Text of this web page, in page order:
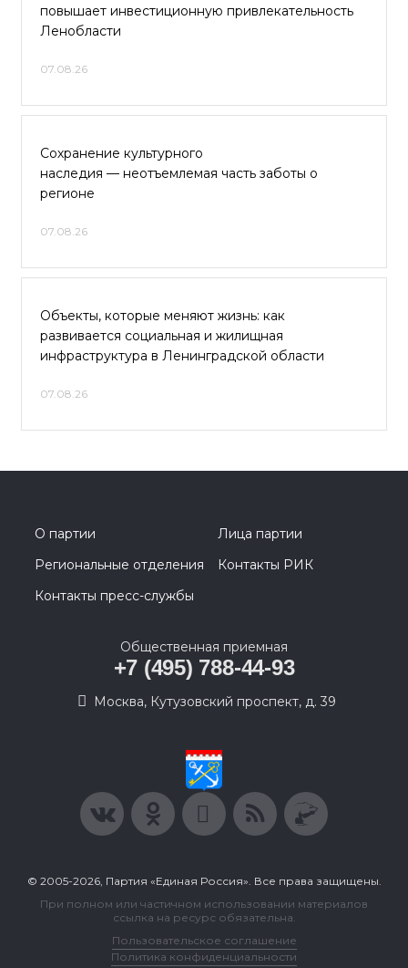
повышает инвестиционную привлекательность
Ленобласти
07.08.26
Сохранение культурного
наследия — неотъемлемая часть заботы о
регионе
07.08.26
Объекты, которые меняют жизнь: как
развивается социальная и жилищная
инфраструктура в Ленинградской области
07.08.26
О партии
Лица партии
Региональные отделения
Контакты РИК
Контакты пресс-службы
Общественная приемная
+7 (495) 788-44-93
Москва, Кутузовский проспект, д. 39
© 2005-2026, Партия «Единая Россия». Все права защищены.
При полном или частичном использовании материалов
ссылка на ресурс обязательна.
Пользовательское соглашение
Политика конфиденциальности